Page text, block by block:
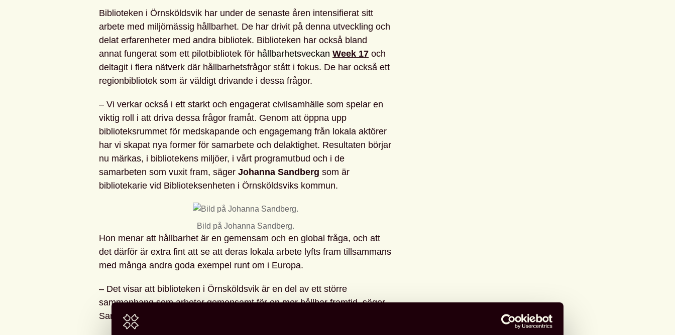
Biblioteken i Örnsköldsvik har under de senaste åren intensifierat sitt
arbete med miljömässig hållbarhet. De har drivit på denna utveckling och
delat erfarenheter med andra bibliotek. Biblioteken har också bland
annat fungerat som ett pilotbibliotek för hållbarhetsveckan Week 17 och
deltagit i flera nätverk där hållbarhetsfrågor stått i fokus. De har också ett
regionbibliotek som är väldigt drivande i dessa frågor.
– Vi verkar också i ett starkt och engagerat civilsamhälle som spelar en
viktig roll i att driva dessa frågor framåt. Genom att öppna upp
biblioteksrummet för medskapande och engagemang från lokala aktörer
har vi skapat nya former för samarbete och delaktighet. Resultaten börjar
nu märkas, i bibliotekens miljöer, i vårt programutbud och i de
samarbeten som vuxit fram, säger Johanna Sandberg som är
bibliotekarie vid Biblioteksenheten i Örnsköldsviks kommun.
Bild på Johanna Sandberg.
Hon menar att hållbarhet är en gemensam och en global fråga, och att
det därför är extra fint att se att deras lokala arbete lyfts fram tillsammans
med många andra goda exempel runt om i Europa.
– Det visar att biblioteken i Örnsköldsvik är en del av ett större
sammanhang som arbetar gemensamt för en mer hållbar framtid, säger
Sandberg.